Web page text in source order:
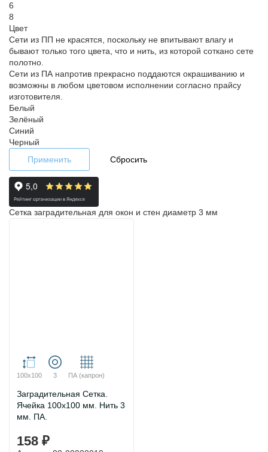
6
8
Цвет
Сети из ПП не красятся, поскольку не впитывают влагу и
бывают только того цвета, что и нить, из которой соткано сете
полотно.
Сети из ПА напротив прекрасно поддаются окрашиванию и
возможны в любом цветовом исполнении согласно прайсу
изготовителя.
Белый
Зелёный
Синий
Черный
Применить
Сбросить
Сетка заградительная для окон и стен диаметр 3 мм
100х100 3 ПА (капрон)
Заградительная Сетка.
Ячейка 100х100 мм. Нить 3
мм. ПА.
158 ₽